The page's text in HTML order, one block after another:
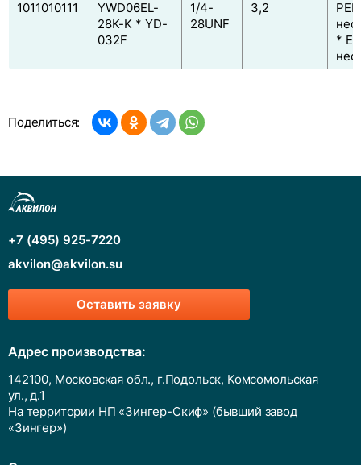
1011010111
YWD06EL-
28K-K * YD-
032F
1/4-
28UNF
3,2
*
Поделиться:
Оставить заявку
+7 (495) 925-7220
akvilon@akvilon.su
Адрес производства:
142100, Московская обл., г.Подольск, Комсомольская
ул., д.1
На территории НП «Зингер-Скиф» (бывший завод
«Зингер»)